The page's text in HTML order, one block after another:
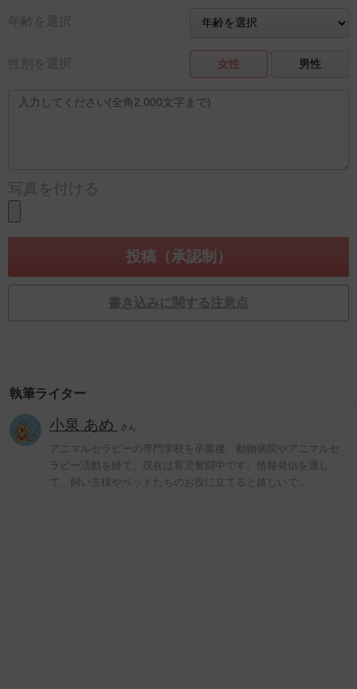
年齢を選択
性別を選択 女性 男性
写真を付ける
書き込みに関する注意点
執筆ライター
小泉 あめ さん
アニマルセラピーの専門学校を卒業後、動物病院やアニマルセ
ラピー活動を経て、現在は育児奮闘中です。情報発信を通し
て、飼い主様やペットたちのお役に立てると嬉しいで…